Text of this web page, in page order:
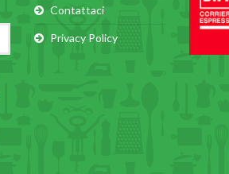
Contattaci
Privacy Policy